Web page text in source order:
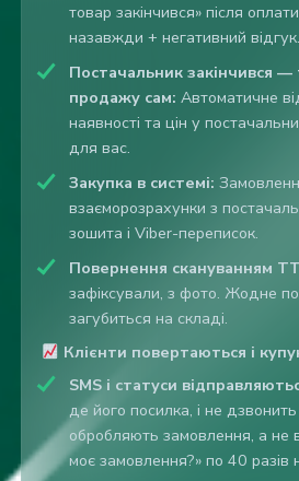
товар закінчився» після
назавжди + негативний відгук.
Постачальник закінчився —
продажу сам: Автоматичне
наявності та цін у
для вас.
Закупка в системі:
взаєморозрахунки з
зошита і Viber-переписок.
Повернення скануванням
зафіксували, з фото. Жодне
загубиться на складі.
Клієнти повертаються і
SMS і статуси
де його посилка, і не
обробляють замовлення, а не
моє замовлення?» по 40 разів